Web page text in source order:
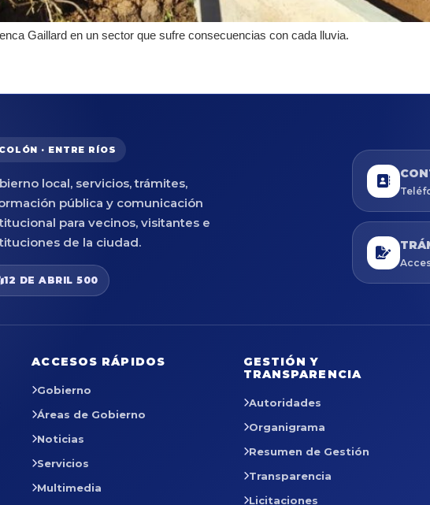
Gaillard en un sector que sufre consecuencias con cada lluvia.
· ENTRE RÍOS
local, servicios, trámites,
pública y comunicación
para vecinos, visitantes e
de la ciudad.
12 DE ABRIL 500
ACCESOS RÁPIDOS
Gobierno
Áreas de Gobierno
Noticias
Servicios
Multimedia
GESTIÓN Y
TRANSPARENCIA
Autoridades
Organigrama
Resumen de Gestión
Transparencia
Licitaciones